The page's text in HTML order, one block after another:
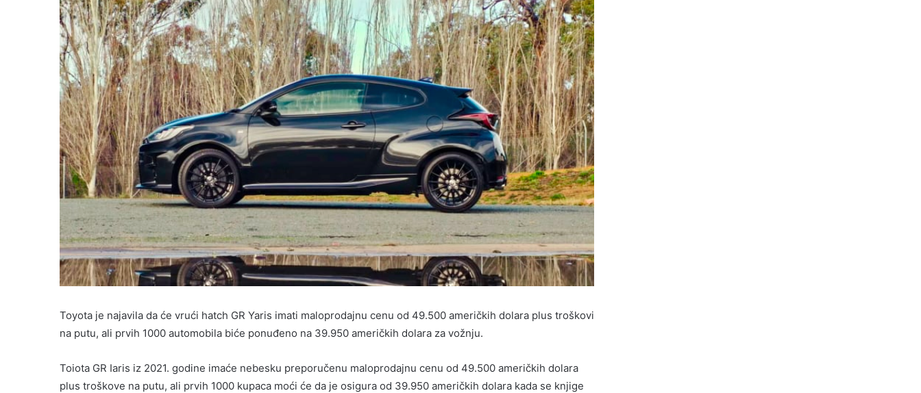
Toyota je najavila da će vrući hatch GR Yaris imati maloprodajnu cenu od 49.500 američkih dolara plus troškovi
na putu, ali prvih 1000 automobila biće ponuđeno na 39.950 američkih dolara za vožnju.
Toiota GR Iaris iz 2021. godine imaće nebesku preporučenu maloprodajnu cenu od 49.500 američkih dolara
plus troškove na putu, ali prvih 1000 kupaca moći će da je osigura od 39.950 američkih dolara kada se knjige